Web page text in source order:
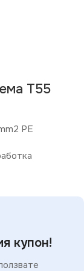
Т55
PE
купон!